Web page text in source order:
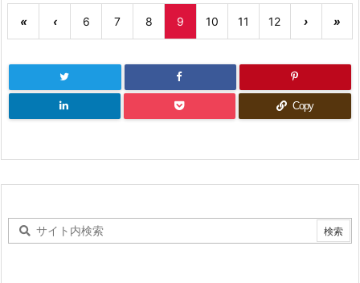
« ‹ 6 7 8 9 10 11 12 › »
Copy